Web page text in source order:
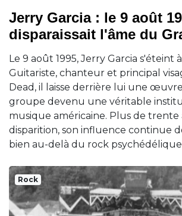
Jerry Garcia : le 9 août
disparaissait l'âme du
Le 9 août 1995, Jerry Garcia s'éteint
Guitariste, chanteur et principal
Dead, il laisse derrière lui une
groupe devenu une véritable
musique américaine. Plus de trente
disparition, son influence continue
bien au-delà du rock
Rock